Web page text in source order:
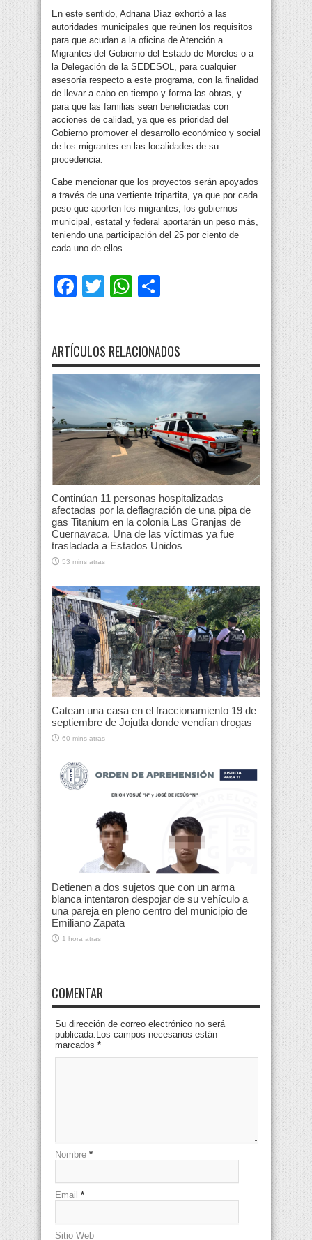
En este sentido, Adriana Díaz exhortó a las
autoridades municipales que reúnen los requisitos
para que acudan a la oficina de Atención a
Migrantes del Gobierno del Estado de Morelos o a
la Delegación de la SEDESOL, para cualquier
asesoría respecto a este programa, con la finalidad
de llevar a cabo en tiempo y forma las obras, y
para que las familias sean beneficiadas con
acciones de calidad, ya que es prioridad del
Gobierno promover el desarrollo económico y social
de los migrantes en las localidades de su
procedencia.
Cabe mencionar que los proyectos serán apoyados
a través de una vertiente tripartita, ya que por cada
peso que aporten los migrantes, los gobiernos
municipal, estatal y federal aportarán un peso más,
teniendo una participación del 25 por ciento de
cada uno de ellos.
Facebook
TwitterWhatsApp
ARTÍCULOS RELACIONADOS
Continúan 11 personas hospitalizadas
afectadas por la deflagración de una pipa de
gas Titanium en la colonia Las Granjas de
Cuernavaca. Una de las víctimas ya fue
trasladada a Estados Unidos
53 mins atras
Catean una casa en el fraccionamiento 19 de
septiembre de Jojutla donde vendían drogas
60 mins atras
Detienen a dos sujetos que con un arma
blanca intentaron despojar de su vehículo a
una pareja en pleno centro del municipio de
Emiliano Zapata
1 hora atras
COMENTAR
Su dirección de correo electrónico no será
publicada.Los campos necesarios están
marcados *
Nombre *
Email *
Sitio Web